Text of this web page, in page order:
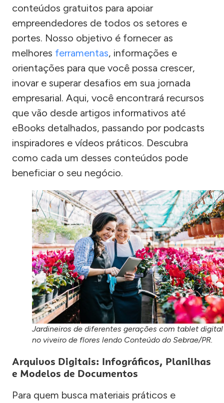
conteúdos gratuitos para apoiar
empreendedores de todos os setores e
portes. Nosso objetivo é fornecer as
melhores ferramentas, informações e
orientações para que você possa crescer,
inovar e superar desafios em sua jornada
empresarial. Aqui, você encontrará recursos
que vão desde artigos informativos até
eBooks detalhados, passando por podcasts
inspiradores e vídeos práticos. Descubra
como cada um desses conteúdos pode
beneficiar o seu negócio.
Jardineiros de diferentes gerações com tablet digital
no viveiro de flores lendo Conteúdo do Sebrae/PR.
Arquivos Digitais: Infográficos, Planilhas
e Modelos de Documentos
Para quem busca materiais práticos e